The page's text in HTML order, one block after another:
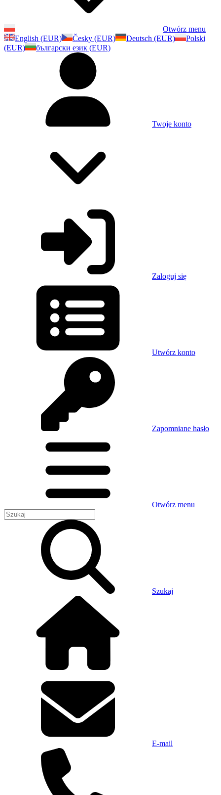
Otwórz menu
English (EUR)
Česky (EUR) Deutsch (EUR)
Polski
(EUR)
български език (EUR)
Twoje konto
Zaloguj się
Utwórz konto
Zapomniane hasło
Otwórz menu
Szukaj
E-mail